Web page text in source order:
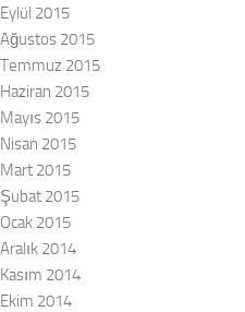
Eylül 2015
Ağustos 2015
Temmuz 2015
Haziran 2015
Mayıs 2015
Nisan 2015
Mart 2015
Şubat 2015
Ocak 2015
Aralık 2014
Kasım 2014
Ekim 2014